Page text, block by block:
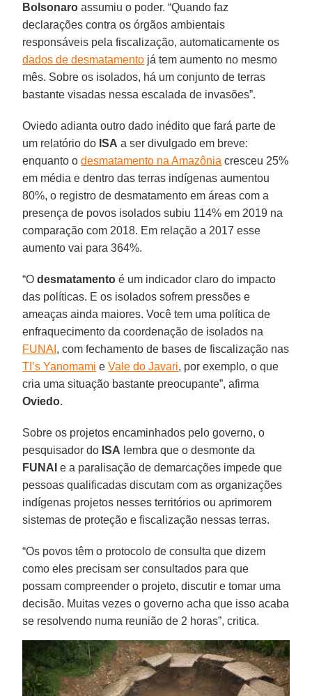
Bolsonaro assumiu o poder. “Quando faz
declarações contra os órgãos ambientais
responsáveis pela fiscalização, automaticamente os
dados de desmatamento já tem aumento no mesmo
mês. Sobre os isolados, há um conjunto de terras
bastante visadas nessa escalada de invasões”.
Oviedo adianta outro dado inédito que fará parte de
um relatório do ISA a ser divulgado em breve:
enquanto o desmatamento na Amazônia cresceu 25%
em média e dentro das terras indígenas aumentou
80%, o registro de desmatamento em áreas com a
presença de povos isolados subiu 114% em 2019 na
comparação com 2018. Em relação a 2017 esse
aumento vai para 364%.
“Odesmatamento é um indicador claro do impacto
das políticas. E os isolados sofrem pressões e
ameaças ainda maiores. Você tem uma política de
enfraquecimento da coordenação de isolados na
FUNAI , com fechamento de bases de fiscalização nas
TI’s Yanomami eVale do Javari, por exemplo, o que
cria uma situação bastante preocupante”, afirma
Oviedo.
Sobre os projetos encaminhados pelo governo, o
pesquisador do ISA lembra que o desmonte da
FUNAI e a paralisação de demarcações impede que
pessoas qualificadas discutam com as organizações
indígenas projetos nesses territórios ou aprimorem
sistemas de proteção e fiscalização nessas terras.
“Os povos têm o protocolo de consulta que dizem
como eles precisam ser consultados para que
possam compreender o projeto, discutir e tomar uma
decisão. Muitas vezes o governo acha que isso acaba
se resolvendo numa reunião de 2 horas”, critica.